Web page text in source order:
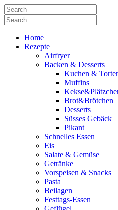
Home
Rezepte
Airfryer
Backen & Desserts
Kuchen &
Muffins
Brot&Brötchen
Desserts
Süsses Gebäck
Pikant
Schnelles Essen
Eis
Salate & Gemüse
Getränke
Vorspeisen & Snacks
Pasta
Beilagen
Festtags-Essen